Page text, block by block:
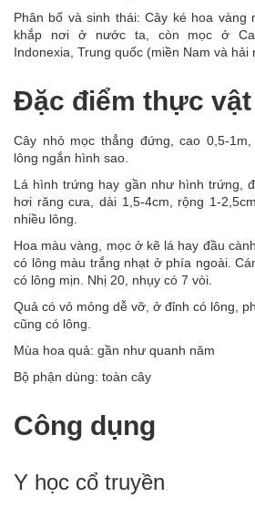
Phân bố và sinh thái: Cây ké hoa vàng
khắp nơi ở nước ta, còn mọc ở
Indonexia, Trung quốc (miền Nam và hải
Đặc điểm thực vật
Cây nhỏ mọc thẳng đứng, cao 0,5-
lông ngắn hình sao.
Lá hình trứng hay gần như hình trứng,
hơi răng cưa, dài 1,5-4cm, rộng 1-
nhiều lông.
Hoa màu vàng, mọc ở kẽ lá hay đầu
có lông màu trắng nhạt ở phía ngoài.
có lông mịn. Nhị 20, nhụy có 7 vòi.
Quả có vỏ mỏng dễ vỡ, ở đỉnh có lông,
cũng có lông.
Mùa hoa quả: gần như quanh năm
Bộ phận dùng: toàn cây
Công dụng
Y học cổ truyền